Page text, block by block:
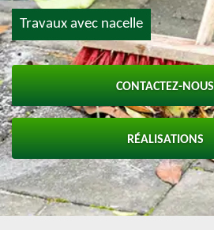
Travaux avec nacelle
CONTACTEZ-NOUS
RÉALISATIONS